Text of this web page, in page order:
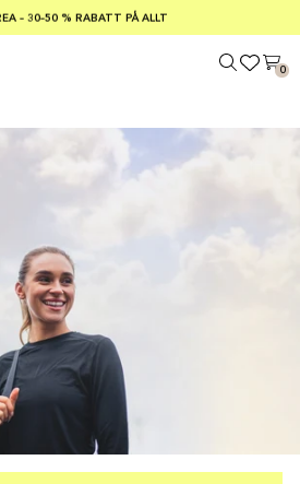
– 30–50 % RABATT PÅ ALLT
PÅ KÖP ÖVER €100
betalning med
0